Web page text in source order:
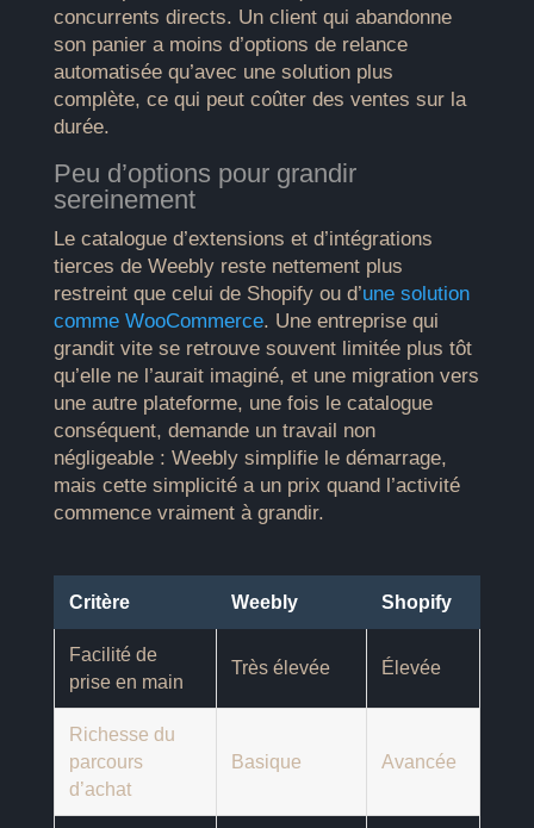
concurrents directs. Un client qui abandonne
son panier a moins d’options de relance
automatisée qu’avec une solution plus
complète, ce qui peut coûter des ventes sur la
durée.
Peu d’options pour grandir
sereinement
Le catalogue d’extensions et d’intégrations
tierces de Weebly reste nettement plus
restreint que celui de Shopify ou d’une solution
comme WooCommerce. Une entreprise qui
grandit vite se retrouve souvent limitée plus tôt
qu’elle ne l’aurait imaginé, et une migration vers
une autre plateforme, une fois le catalogue
conséquent, demande un travail non
négligeable : Weebly simplifie le démarrage,
mais cette simplicité a un prix quand l’activité
commence vraiment à grandir.
Critère Weebly Shopify
Facilité de
prise en main
Très élevée Élevée
Richesse du
parcours
d’achat
Basique Avancée